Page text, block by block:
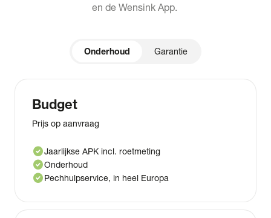
en de Wensink App.
Onderhoud Garantie
Budget
Prijs op aanvraag
check_circleJaarlijkse APK incl. roetmeting
check_circleOnderhoud
check_circlePechhulpservice, in heel Europa